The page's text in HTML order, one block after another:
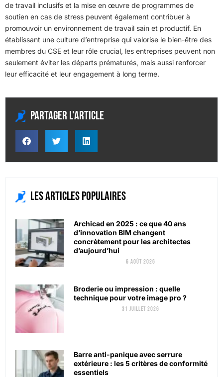
de travail inclusifs et la mise en œuvre de programmes de
soutien en cas de stress peuvent également contribuer à
promouvoir un environnement de travail sain et productif. En
établissant une culture d’entreprise qui valorise le bien-être des
membres du CSE et leur rôle crucial, les entreprises peuvent non
seulement éviter les départs prématurés, mais aussi renforcer
leur efficacité et leur engagement à long terme.
Partager l'article
Les articles populaires
Archicad en 2025 : ce que 40 ans
d’innovation BIM changent
concrètement pour les architectes
d’aujourd’hui
6 août 2026
Broderie ou impression : quelle
technique pour votre image pro ?
31 juillet 2026
Barre anti-panique avec serrure
extérieure : les 5 critères de conformité
essentiels